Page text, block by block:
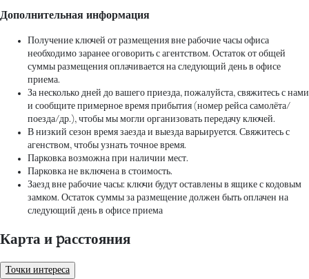
Дополнительная информация
Получение ключей от размещения вне рабочие часы офиса
необходимо заранее оговорить с агентством. Остаток от общей
суммы размещения оплачивается на следующий день в офисе
приема.
За несколько дней до вашего приезда, пожалуйста, свяжитесь с нами
и сообщите примерное время прибытия (номер рейса самолёта/
поезда/др.), чтобы мы могли организовать передачу ключей.
В низкий сезон время заезда и выезда варьируется. Свяжитесь с
агенством, чтобы узнать точное время.
Парковка возможна при наличии мест.
Парковка не включена в стоимость.
Заезд вне рабочие часы: ключи будут оставлены в ящике с кодовым
замком. Остаток суммы за размещение должен быть оплачен на
следующий день в офисе приема
Карта и pасстояния
Точки интереса